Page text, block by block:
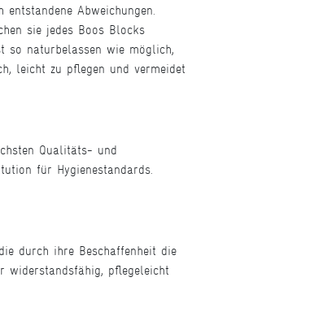
Abweichungen.
sie jedes Boos Blocks
so naturbelassen wie möglich,
leicht zu pflegen und vermeidet
Qualitäts- und
für Hygienestandards.
durch ihre Beschaffenheit die
widerstandsfähig, pflegeleicht